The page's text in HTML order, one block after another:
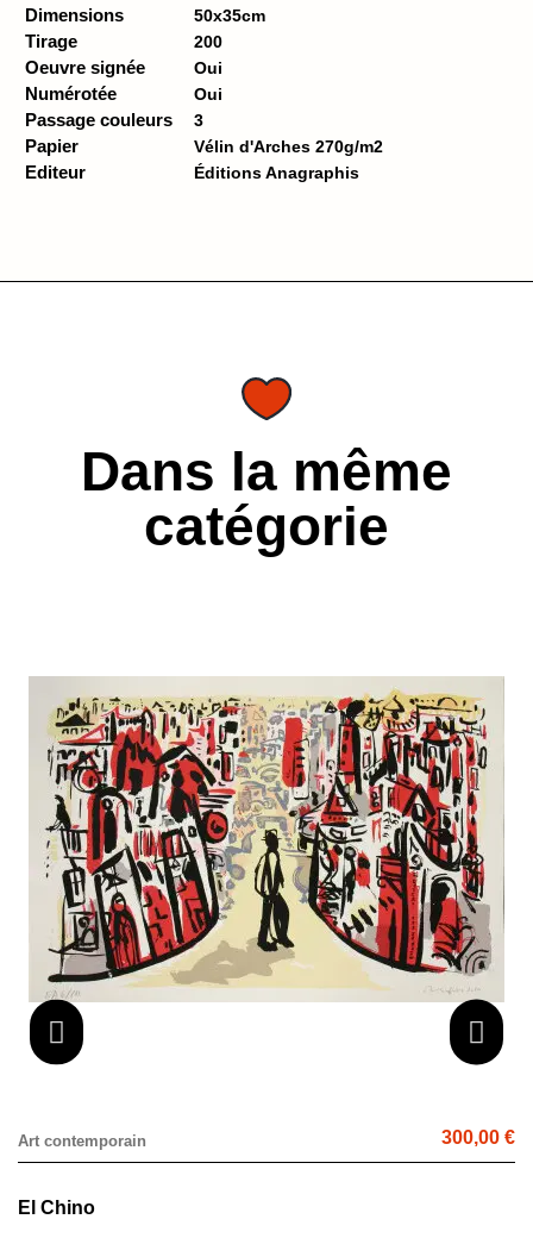
Dimensions 50x35cm
Tirage 200
Oeuvre signée Oui
Numérotée Oui
Passage couleurs 3
Papier Vélin d'Arches 270g/m2
Editeur Éditions Anagraphis
Dans la même
catégorie
Art contemporain 300,00 €
El Chino